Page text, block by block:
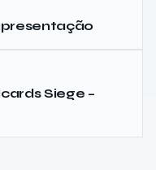
Siege –